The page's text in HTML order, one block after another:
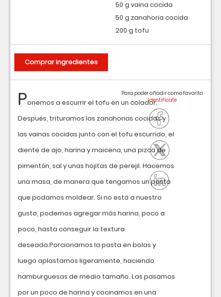
Ponemos a escurrir el tofu en un colador.
Después, trituramos las zanahorias cocidas y
las vainas cocidas junto con el tofu escurrido, el
diente de ajo, harina y maicena, una pizca de
pimentón, sal y unas hojitas de perejil. Hacemos
una masa, de manera que tengamos un pasta
que podamos moldear. Si no está a nuestro
gusto, podemos agregar más harina, poco a
poco, hasta conseguir la textura
deseada.Porcionamos la pasta en bolas y
luego aplastamos ligeramente, haciendo
hamburguesas de medio tamaño. Las pasamos
por un poco de harina y cocinamos en una
Para poder añadir como favorito
50 g vaina cocida
50 g zanahoria cocida
200 g tofu
Comprar ingredientes